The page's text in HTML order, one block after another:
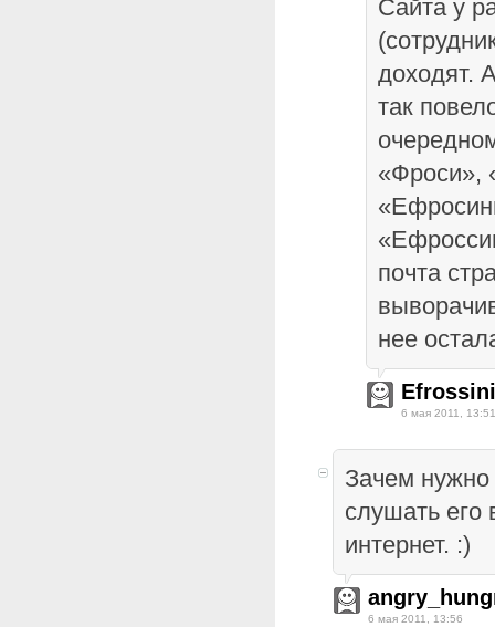
Сайта у
доходят.
так
«Фроси»,
почта
нее
6 мая 2011, 13:51
Зачем нужно
слушать его
интернет. :)
6 мая 2011, 13:56